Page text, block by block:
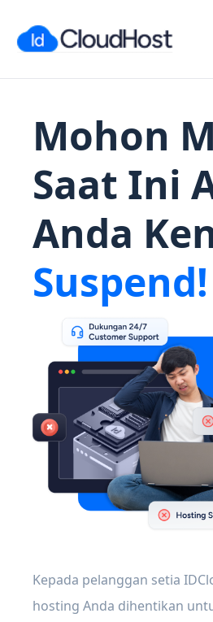
Mohon
Saat Ini
Anda
Suspend!
Kepada pelanggan setia
hosting Anda dihentikan